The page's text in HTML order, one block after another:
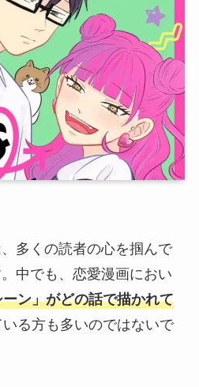
多くの読者の心を掴んで
中でも、恋愛漫画におい
ン」がどの話で描かれて
る方も多いのではないで